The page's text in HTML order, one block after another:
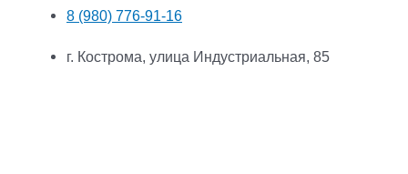
8 (980) 776-91-16
г. Кострома, улица Индустриальная, 85